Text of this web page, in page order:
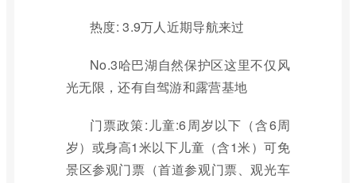
热度: 3.9万人近期导航来过
No.3哈巴湖自然保护区这里不仅风
光无限，还有自驾游和露营基地
门票政策:儿童:6周岁以下（含6周
岁）或身高1米以下儿童（含1米）可免
景区参观门票（首道参观门票、观光车